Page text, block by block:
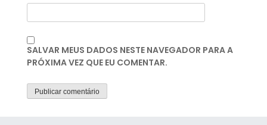
SALVAR MEUS DADOS NESTE NAVEGADOR PARA A
PRÓXIMA VEZ QUE EU COMENTAR.